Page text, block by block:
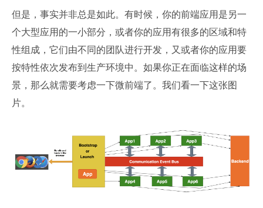
但是，事实并非总是如此。有时候，你的前端应用是另一
个大型应用的一小部分，或者你的应用有很多的区域和特
性组成，它们由不同的团队进行开发，又或者你的应用要
按特性依次发布到生产环境中。如果你正在面临这样的场
景，那么就需要考虑一下微前端了。我们看一下这张图
片。